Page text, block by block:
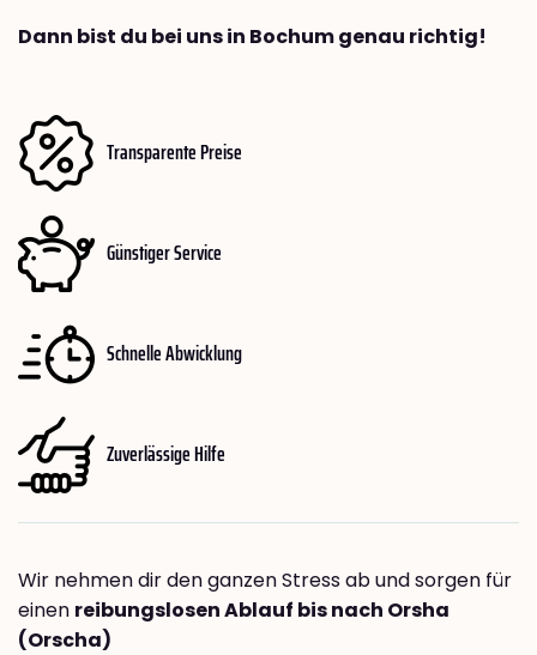
Dann bist du bei uns in Bochum genau richtig!
Transparente Preise
Günstiger Service
Schnelle Abwicklung
Zuverlässige Hilfe
Wir nehmen dir den ganzen Stress ab und sorgen für
einen reibungslosen Ablauf bis nach Orsha
(Orscha)